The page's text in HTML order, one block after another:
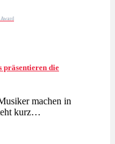
präsentieren die
machen in
kurz…